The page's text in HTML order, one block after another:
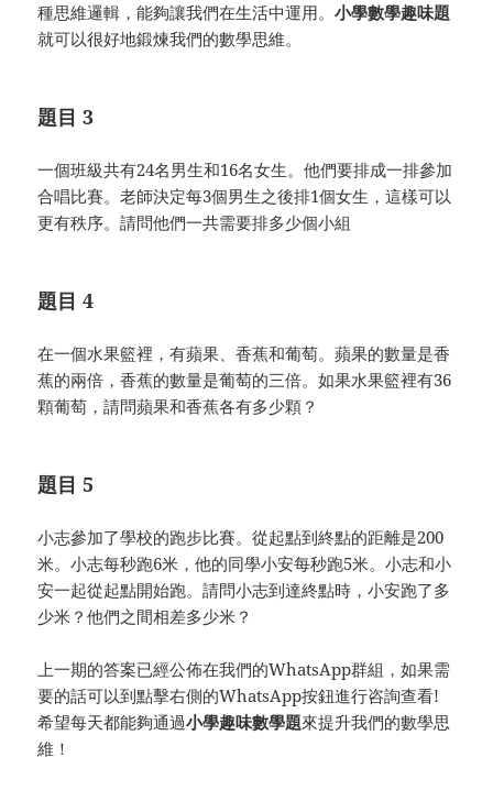
種思維邏輯，能夠讓我們在生活中運用。小學數學趣味題
就可以很好地鍛煉我們的數學思維。
題目 3
一個班級共有24名男生和16名女生。他們要排成一排參加
合唱比賽。老師決定每3個男生之後排1個女生，這樣可以
更有秩序。請問他們一共需要排多少個小組
題目 4
在一個水果籃裡，有蘋果、香蕉和葡萄。蘋果的數量是香
蕉的兩倍，香蕉的數量是葡萄的三倍。如果水果籃裡有36
顆葡萄，請問蘋果和香蕉各有多少顆？
題目 5
小志參加了學校的跑步比賽。從起點到終點的距離是200
米。小志每秒跑6米，他的同學小安每秒跑5米。小志和小
安一起從起點開始跑。請問小志到達終點時，小安跑了多
少米？他們之間相差多少米？
上一期的答案已經公佈在我們的WhatsApp群組，如果需
要的話可以到點擊右側的WhatsApp按鈕進行咨詢查看!
希望每天都能夠通過小學趣味數學題來提升我們的數學思
維！